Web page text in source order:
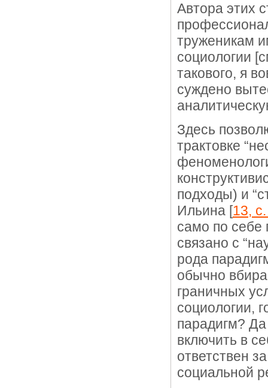
Автора этих
труженикам
социологии
такового, я
суждено
Здесь
трактовке
подходы) и
Ильина [13,
само по себе
связано с
рода
обычно
граничных
социологии,
парадигм?
включить в
ответствен
социальной